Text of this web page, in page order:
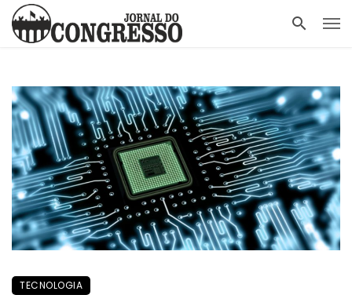
TECNOLOGIA